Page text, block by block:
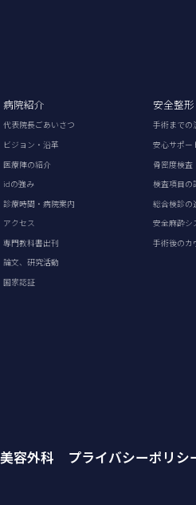
病院紹介
代表院長ごあいさつ
ビジョン・沿革
医療陣の紹介
idの強み
診療時間・病院案内
アクセス
専門教科書出刊
論文、研究活動
国家認証
安全整形
手術までの
安心サポー
骨密度検査
検査項目の
総合検診の
安全麻酔シ
手術後のカ
容外科 プライバシーポリシ